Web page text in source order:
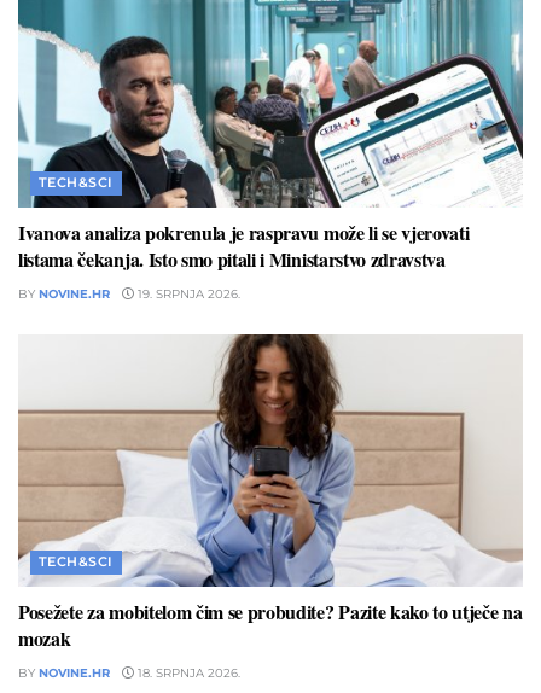
TECH&SCI
Ivanova analiza pokrenula je raspravu može li se vjerovati
listama čekanja. Isto smo pitali i Ministarstvo zdravstva
BY NOVINE.HR 19. SRPNJA 2026.
TECH&SCI
Posežete za mobitelom čim se probudite? Pazite kako to utječe na
mozak
BY NOVINE.HR 18. SRPNJA 2026.